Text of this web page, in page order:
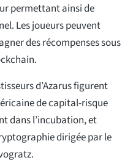
permettant ainsi de
Les joueurs peuvent
des récompenses sous
d’Azarus figurent
de capital-risque
dans l’incubation, et
dirigée par le